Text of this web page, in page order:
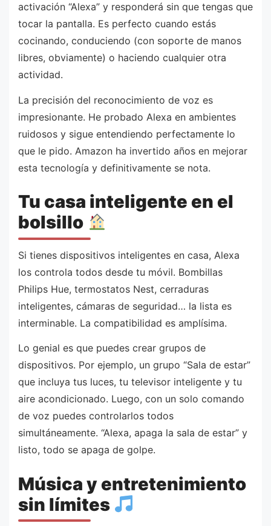
activación “Alexa” y responderá sin que tengas que
tocar la pantalla. Es perfecto cuando estás
cocinando, conduciendo (con soporte de manos
libres, obviamente) o haciendo cualquier otra
actividad.
La precisión del reconocimiento de voz es
impresionante. He probado Alexa en ambientes
ruidosos y sigue entendiendo perfectamente lo
que le pido. Amazon ha invertido años en mejorar
esta tecnología y definitivamente se nota.
Tu casa inteligente en el
bolsillo
Si tienes dispositivos inteligentes en casa, Alexa
los controla todos desde tu móvil. Bombillas
Philips Hue, termostatos Nest, cerraduras
inteligentes, cámaras de seguridad… la lista es
interminable. La compatibilidad es amplísima.
Lo genial es que puedes crear grupos de
dispositivos. Por ejemplo, un grupo “Sala de estar”
que incluya tus luces, tu televisor inteligente y tu
aire acondicionado. Luego, con un solo comando
de voz puedes controlarlos todos
simultáneamente. “Alexa, apaga la sala de estar” y
listo, todo se apaga de golpe.
Música y entretenimiento
sin límites